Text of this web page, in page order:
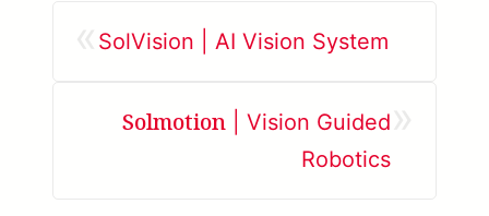
SolVision | AI Vision System
Solmotion | Vision Guided
Robotics